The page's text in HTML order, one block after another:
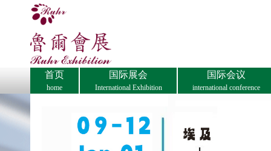
首页
home
国际展会
International Exhibition
国际会议
international conference